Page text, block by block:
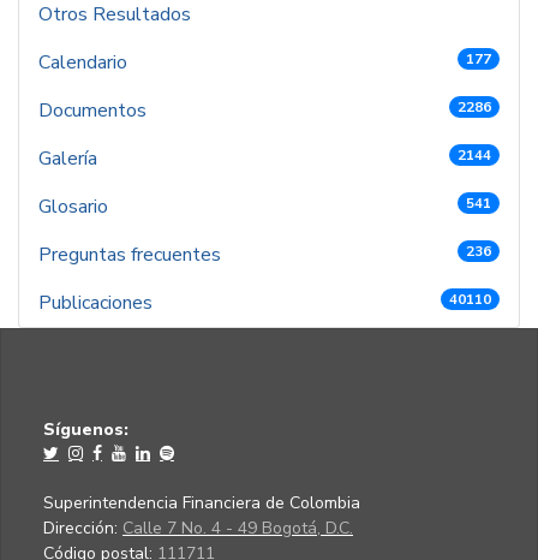
Otros Resultados
Calendario
177
Documentos 2286
Galería 2144
Glosario 541
Preguntas frecuentes 236
Publicaciones 40110
Síguenos:
Superintendencia Financiera de Colombia
Dirección: Calle 7 No. 4 - 49 Bogotá, D.C.
Código postal: 111711